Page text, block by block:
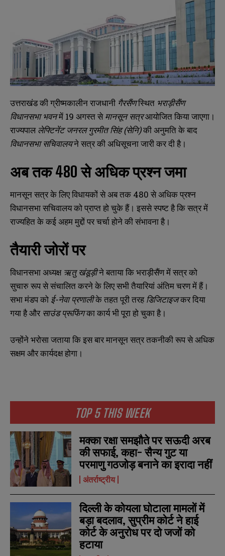
N
a
m
e
*
E
N
a
m
e
*
E
TOP 5 THIS WEEK
मक्का रक्षा समझौते पर सऊदी अरब
की सफाई, कहा- सैन्य गुट या
परमाणु गठजोड़ बनाने का इरादा नहीं
अंतर्राष्ट्रीय
दिल्ली के कोयला घोटाला मामलों में
बड़ा बदलाव, सुप्रीम कोर्ट ने हाई
कोर्ट के अनुरोध पर दो जजों को
हटाया
उत्तराखंड की ग्रीष्मकालीन राजधानी गैरसैंणस्थित भराड़ीसैंण
विधानसभा भवनमें 19 अगस्त सेमानसून सत्रआयोजित किया जाएगा।
राज्यपाललेफ्टिनेंट जनरल गुरमीत सिंह (सेनि)की अनुमति के बाद
विधानसभा सचिवालयने सत्र की अधिसूचना जारी कर दी है।
अब तक 480 से अधिक प्रश्न जमा
मानसून सत्र के लिए विधायकों से अब तक 480 से अधिक प्रश्न
विधानसभा सचिवालय को प्राप्त हो चुके हैं। इससे स्पष्ट है कि सत्र में
राज्यहित के कई अहम मुद्दों पर चर्चा होने की संभावना है।
तैयारी जोरों पर
विधानसभा अध्यक्ष ऋतु खंडूड़ीने बताया कि भराड़ीसैंण में सत्र को
सुचारु रूप से संचालित करने के लिए सभी तैयारियां अंतिम चरण में हैं।
सभा मंडप को ई-नेवा प्रणालीके तहत पूरी तरहडिजिटाइजकर दिया
गया है और साउंड प्रूफिंगका कार्य भी पूरा हो चुका है।
उन्होंने भरोसा जताया कि इस बार मानसून सत्र तकनीकी रूप से अधिक
सक्षम और कार्यदक्ष होगा।